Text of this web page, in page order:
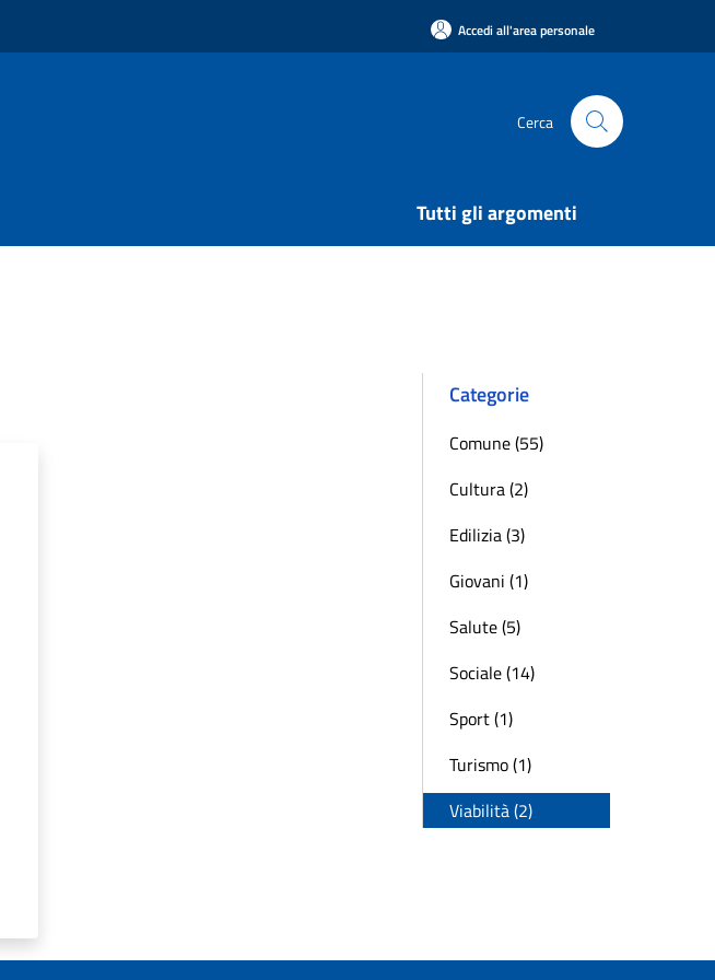
Accedi all'area personale
Cerca
Tutti gli argomenti
Categorie
Comune (55)
Cultura (2)
Edilizia (3)
Giovani (1)
Salute (5)
Sociale (14)
Sport (1)
Turismo (1)
Viabilità (2)